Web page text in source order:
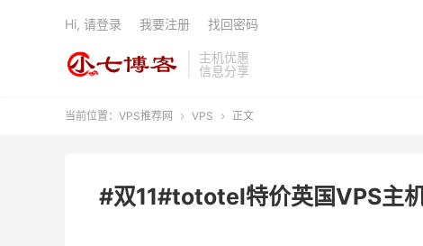
主机优惠
信息分享
Hi, 请登录 我要注册 找回密码
当前位置： VPS推荐网  VPS  正文
#双11#tototel特价英国VPS主